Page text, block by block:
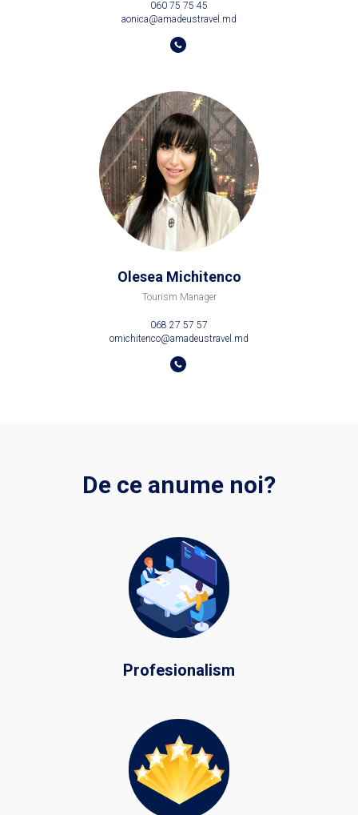
060 75 75 45
aonica@amadeustravel.md
Olesea Michitenco
Tourism Manager
068 27 57 57
omichitenco@amadeustravel.md
De ce anume noi?
Profesionalism